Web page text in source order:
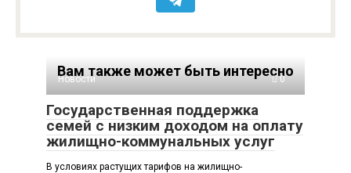
Вам также может быть интересно
Новости 0
Государственная поддержка
семей с низким доходом на оплату
жилищно-коммунальных услуг
В условиях растущих тарифов на жилищно-